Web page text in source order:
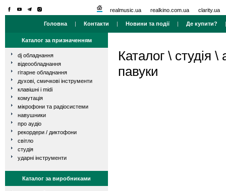
realmusic.ua realkino.com.ua clarity.ua
Головна | Контакти | Новини та події| Де купити?
Каталог за призначенням
dj обладнання
відеообладнання
гітарне обладнання
духові, смичкові інструменти
клавішні і midi
комутація
мікрофони та радіосистеми
навушники
про аудіо
рекордери / диктофони
світло
студія
ударні інструменти
Каталог за виробниками
Каталог \ студія \
павуки